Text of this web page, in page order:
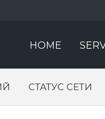
HOME
СТАТУС СЕТИ